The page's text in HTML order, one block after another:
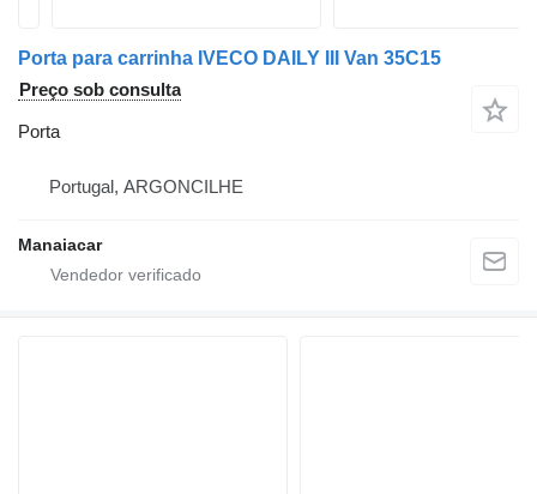
Porta para carrinha IVECO DAILY III Van 35C15
Preço sob consulta
Porta
Portugal, ARGONCILHE
Manaiacar